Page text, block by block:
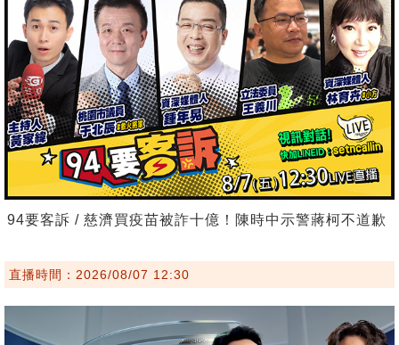
94要客訴 / 慈濟買疫苗被詐十億！陳時中示警蔣柯不道歉
直播時間：2026/08/07 12:30